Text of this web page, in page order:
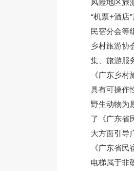
“机票+酒
民宿分会等
乡村旅游协
集、旅游服
《广东乡
具有可操作
野生动物为
了《广东省
大方面引导
《广东省
电梯属于非